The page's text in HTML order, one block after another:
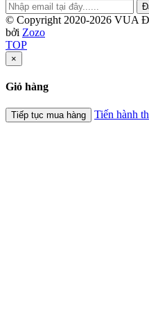
© Copyright 2020-2026 VUA
bởi Zozo
TOP
×
Giỏ hàng
Tiếp tục mua hàng Tiến hành